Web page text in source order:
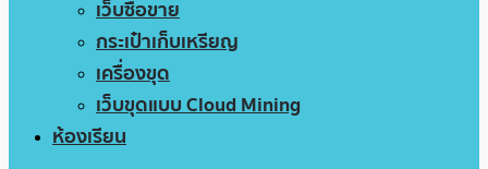
เว็บซื้อขาย
กระเป๋าเก็บเหรียญ
เครื่องขุด
เว็บขุดแบบ Cloud Mining
ห้องเรียน